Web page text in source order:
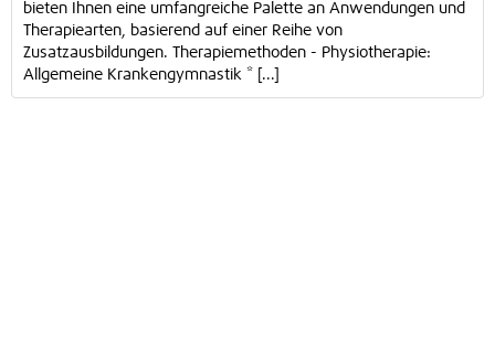
bieten Ihnen eine umfangreiche Palette an Anwendungen und
Therapiearten, basierend auf einer Reihe von
Zusatzausbildungen. Therapiemethoden - Physiotherapie:
Allgemeine Krankengymnastik * [...]